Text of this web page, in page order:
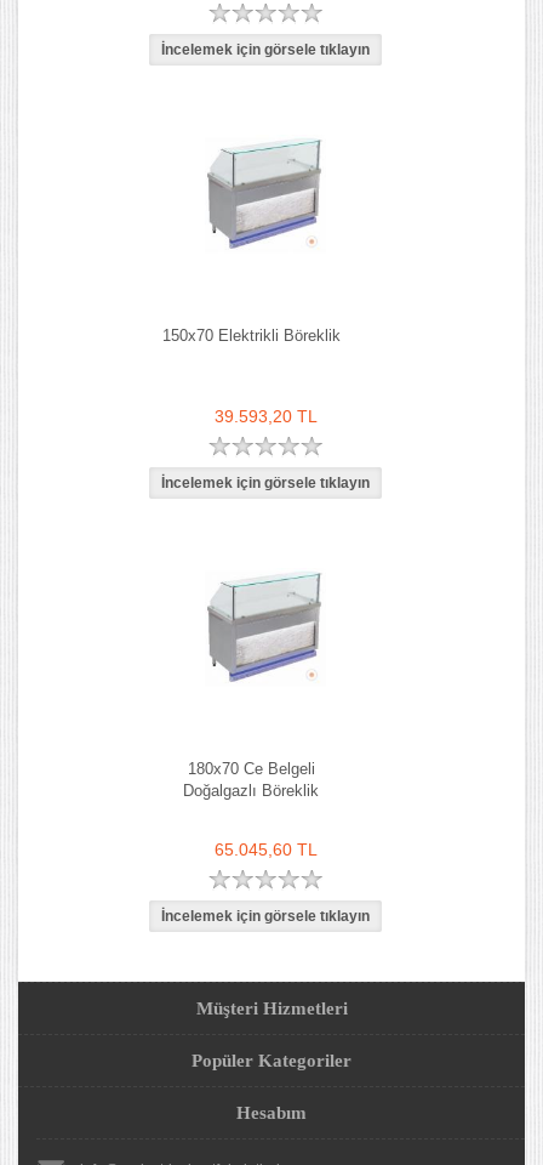
150x70 Elektrikli Böreklik
39.593,20 TL
180x70 Ce Belgeli
Doğalgazlı Böreklik
65.045,60 TL
Müşteri Hizmetleri
Popüler Kategoriler
Hesabım